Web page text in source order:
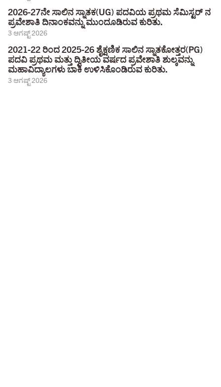
2026-27ನೇ ಸಾಲಿನ ಸ್ನಾತಕ(UG) ಪದವಿಯ ಪ್ರಥಮ ಸೆಮಿಸ್ಟರ್ ನ
ಪ್ರವೇಶಾತಿ ದಿನಾಂಕವನ್ನು ಮುಂದೂಡಿರುವ ಕುರಿತು.
3 ಆಗಷ್ಟ್ 2026
2021-22 ರಿಂದ 2025-26 ಶೈಕ್ಷಣಿಕ ಸಾಲಿನ ಸ್ನಾತಕೋತ್ತರ(PG)
ಪದವಿ ಪ್ರಥಮ ಮತ್ತು ದ್ವಿತೀಯ ವರ್ಷದ ಪ್ರವೇಶಾತಿ ಶುಲ್ಕವನ್ನು
ಮಹಾವಿದ್ಯಾಲಗಳು ಬಾಕಿ ಉಳಿಸಿಕೊಂಡಿರುವ ಕುರಿತು.
3 ಆಗಷ್ಟ್ 2026